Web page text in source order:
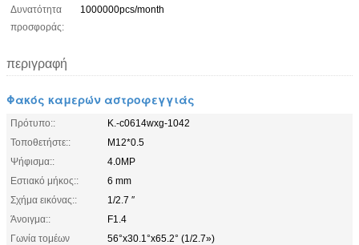
Δυνατότητα
προσφοράς:
1000000pcs/month
περιγραφή
Φακός καμερών αστροφεγγιάς
Πρότυπο::
Κ.-c0614wxg-1042
Τοποθετήστε::
M12*0.5
Ψήφισμα::
4.0MP
Εστιακό μήκος::
6 mm
Σχήμα εικόνας::
1/2.7 ″
Άνοιγμα::
F1.4
Γωνία τομέων
56°x30.1°x65.2° (1/2.7»)